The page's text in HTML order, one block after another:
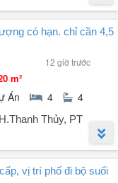
Phú Thọ.
Lai, tỉnh Phú Thọ, vị
dưỡng hoặc đầu tư
thông thuận tiện.
có hạn. chỉ cần 4,5
12 giờ trước
m²
Án 4 4
Thủy, PT
vị trí phố đi bộ suối